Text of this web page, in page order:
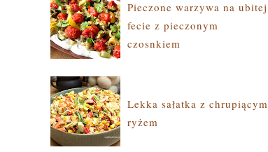
Pieczone warzywa na ubitej
fecie z pieczonym
czosnkiem
Lekka sałatka z chrupiącym
ryżem